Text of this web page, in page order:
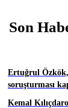
Son
Ertuğrul
soruşturması
Kemal